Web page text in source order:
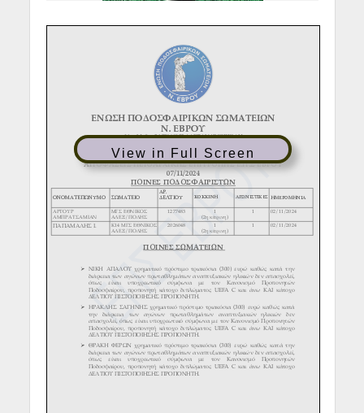
View in Full Screen